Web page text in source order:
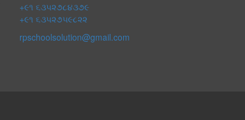
+૯૧ ૬૩૫૨૭૮૪૩૭૯
+૯૧ ૬૩૫૨૭૫૯૮૨૨
rpschoolsolution@gmail.com